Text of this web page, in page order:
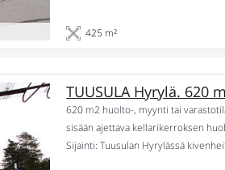
425 m²
TUUSULA Hyrylä. 620
620 m2 huolto-, myynti tai
sisään ajettava kellarikerroksen
Sijainti: Tuusulan Hyrylässä